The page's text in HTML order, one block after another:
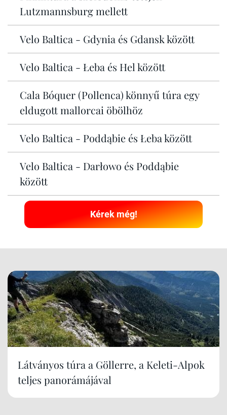
Lutzmannsburg mellett
Velo Baltica - Gdynia és Gdansk között
Velo Baltica - Łeba és Hel között
Cala Bóquer (Pollenca) könnyű túra egy
eldugott mallorcai öbölhöz
Velo Baltica - Poddąbie és Łeba között
Velo Baltica - Darłowo és Poddąbie
között
Kérek még!
Látványos túra a Göllerre, a Keleti-Alpok
teljes panorámájával